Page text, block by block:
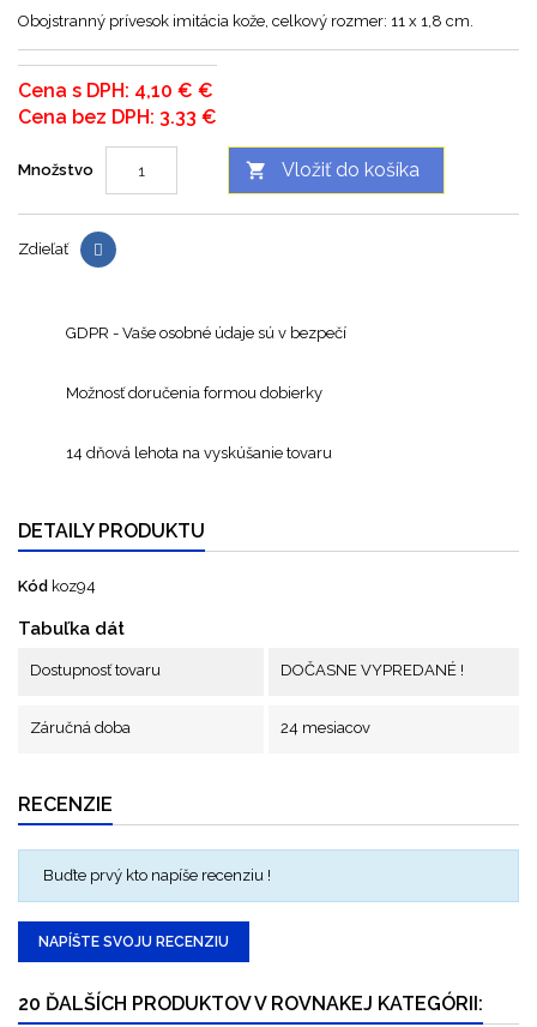
Obojstranný prívesok imitácia kože, celkový rozmer: 11 x 1,8 cm.
Cena s DPH: 4,10 € €
Cena bez DPH: 3.33 €
Množstvo  Vložiť do košíka
Zdieľať
GDPR - Vaše osobné údaje sú v bezpečí
Možnosť doručenia formou dobierky
14 dňová lehota na vyskúšanie tovaru
DETAILY PRODUKTU
Kód koz94
Tabuľka dát
Dostupnosť tovaru DOČASNE VYPREDANÉ !
Záručná doba 24 mesiacov
RECENZIE
Buďte prvý kto napíše recenziu !
NAPÍŠTE SVOJU RECENZIU
20 ĎALŠÍCH PRODUKTOV V ROVNAKEJ KATEGÓRII: